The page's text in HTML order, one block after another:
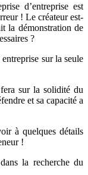
d’entreprise est
! Le créateur est-
la démonstration de
?
sur la seule
sur la solidité du
et sa capacité a
à quelques détails
!
la recherche du